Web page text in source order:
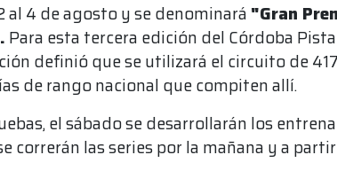
al 4 de agosto y se denominará "Gran
Para esta tercera edición del Córdoba
definió que se utilizará el circuito de
de rango nacional que compiten allí.
el sábado se desarrollarán los
correrán las series por la mañana y a partir